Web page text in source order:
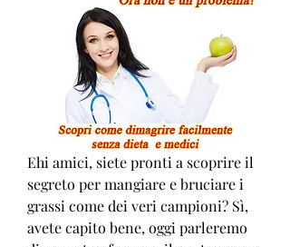
Ehi amici, siete pronti a scoprire il
segreto per mangiare e bruciare i
grassi come dei veri campioni? Sì,
avete capito bene, oggi parleremo